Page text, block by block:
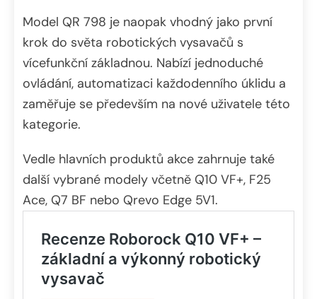
Model QR 798 je naopak vhodný jako první
krok do světa robotických vysavačů s
vícefunkční základnou. Nabízí jednoduché
ovládání, automatizaci každodenního úklidu a
zaměřuje se především na nové uživatele této
kategorie.
Vedle hlavních produktů akce zahrnuje také
další vybrané modely včetně Q10 VF+, F25
Ace, Q7 BF nebo Qrevo Edge 5V1.